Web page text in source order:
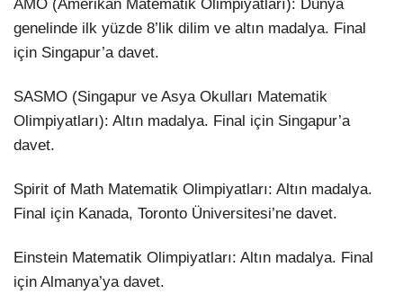
AMO (Amerikan Matematik Olimpiyatları): Dünya
genelinde ilk yüzde 8’lik dilim ve altın madalya. Final
için Singapur’a davet.
SASMO (Singapur ve Asya Okulları Matematik
Olimpiyatları): Altın madalya. Final için Singapur’a
davet.
Spirit of Math Matematik Olimpiyatları: Altın madalya.
Final için Kanada, Toronto Üniversitesi’ne davet.
Einstein Matematik Olimpiyatları: Altın madalya. Final
için Almanya’ya davet.